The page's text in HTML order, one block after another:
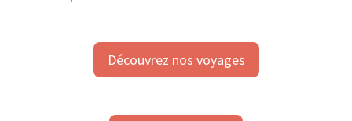
Découvrez nos voyages